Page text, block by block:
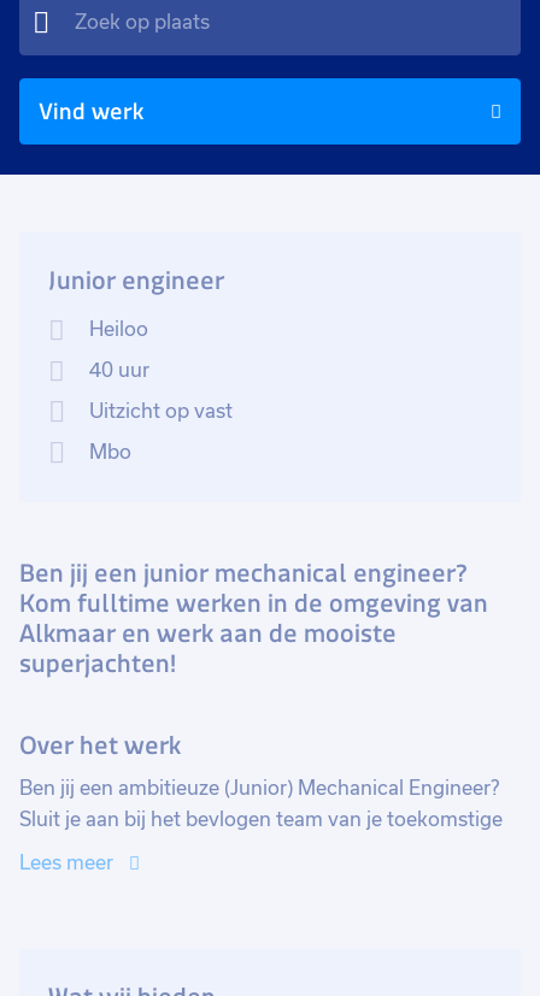
Vind werk
Junior engineer
Heiloo
40 uur
Uitzicht op vast
Mbo
Ben jij een junior mechanical engineer?
Kom fulltime werken in de omgeving van
Alkmaar en werk aan de mooiste
superjachten!
Over het werk
Ben jij een ambitieuze (Junior) Mechanical Engineer?
Sluit je aan bij het bevlogen team van je toekomstige
werkgever en draag bij aan de creatie van enkele van
Lees meer